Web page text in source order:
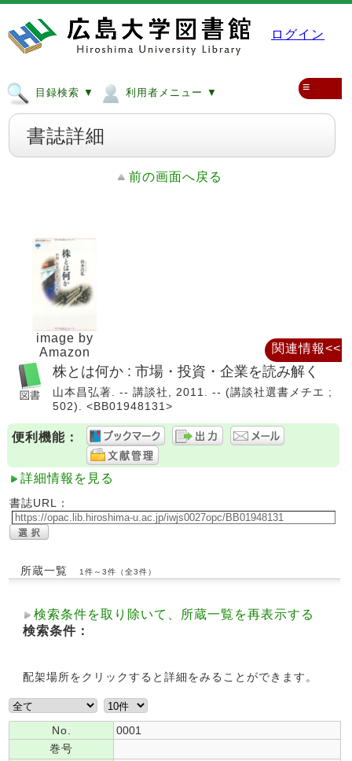
ログイン
目録検索 ▼ 利用者メニュー ▼ ≡
書誌詳細
前の画面へ戻る
image by
Amazon
株とは何か : 市場・投資・企業を読み解く
山本昌弘著. -- 講談社, 2011. -- (講談社選書メチエ ;
502). <BB01948131>
便利機能：
詳細情報を見る
書誌URL：
所蔵一覧 1件～3件（全3件）
検索条件を取り除いて、所蔵一覧を再表示する
検索条件：
配架場所をクリックすると詳細をみることができます。
No.
0001
巻号
関連情報<<